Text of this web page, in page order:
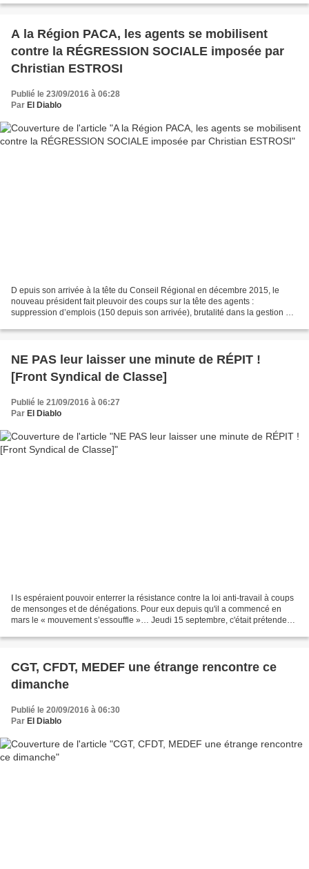
A la Région PACA, les agents se mobilisent
contre la RÉGRESSION SOCIALE imposée par
Christian ESTROSI
Publié le 23/09/2016 à 06:28
Par El Diablo
D epuis son arrivée à la tête du Conseil Régional en décembre 2015, le
nouveau président fait pleuvoir des coups sur la tête des agents :
suppression d’emplois (150 depuis son arrivée), brutalité dans la gestion du
NE PAS leur laisser une minute de RÉPIT !
[Front Syndical de Classe]
Publié le 21/09/2016 à 06:27
Par El Diablo
I ls espéraient pouvoir enterrer la résistance contre la loi anti-travail à coups
de mensonges et de dénégations. Pour eux depuis qu'il a commencé en
mars le « mouvement s’essouffle »… Jeudi 15 septembre, c'était prétendent-
CGT, CFDT, MEDEF une étrange rencontre ce
dimanche
Publié le 20/09/2016 à 06:30
Par El Diablo